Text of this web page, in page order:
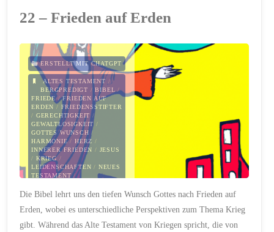
die
alle
Grenzen
sprengt"
22 – Frieden auf Erden
ERSTELLT MIT CHATGPT
ALTES TESTAMENT /
BERGPREDIGT /BIBEL /
FRIEDE/FRIEDEN AUF
ERDEN / FRIEDENSSTIFTER
/ GERECHTIGKEIT/
GEWALTLOSIGKEIT /
GOTTES WUNSCH/
HARMONIE/ HERZ /
INNERER FRIEDEN / JESUS
/ KRIEG/
LEIDENSCHAFTEN / NEUES
TESTAMENT/
VERTEIDIGUNG/
Die Bibel lehrt uns den tiefen Wunsch Gottes nach Frieden auf
Erden, wobei es unterschiedliche Perspektiven zum Thema Krieg
gibt. Während das Alte Testament von Kriegen spricht, die von